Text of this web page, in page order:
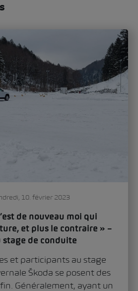
10. février 2023
de nouveau moi qui
et plus le contraire » –
stage de conduite
et participants au stage
Škoda se posent des
Généralement, ayant un